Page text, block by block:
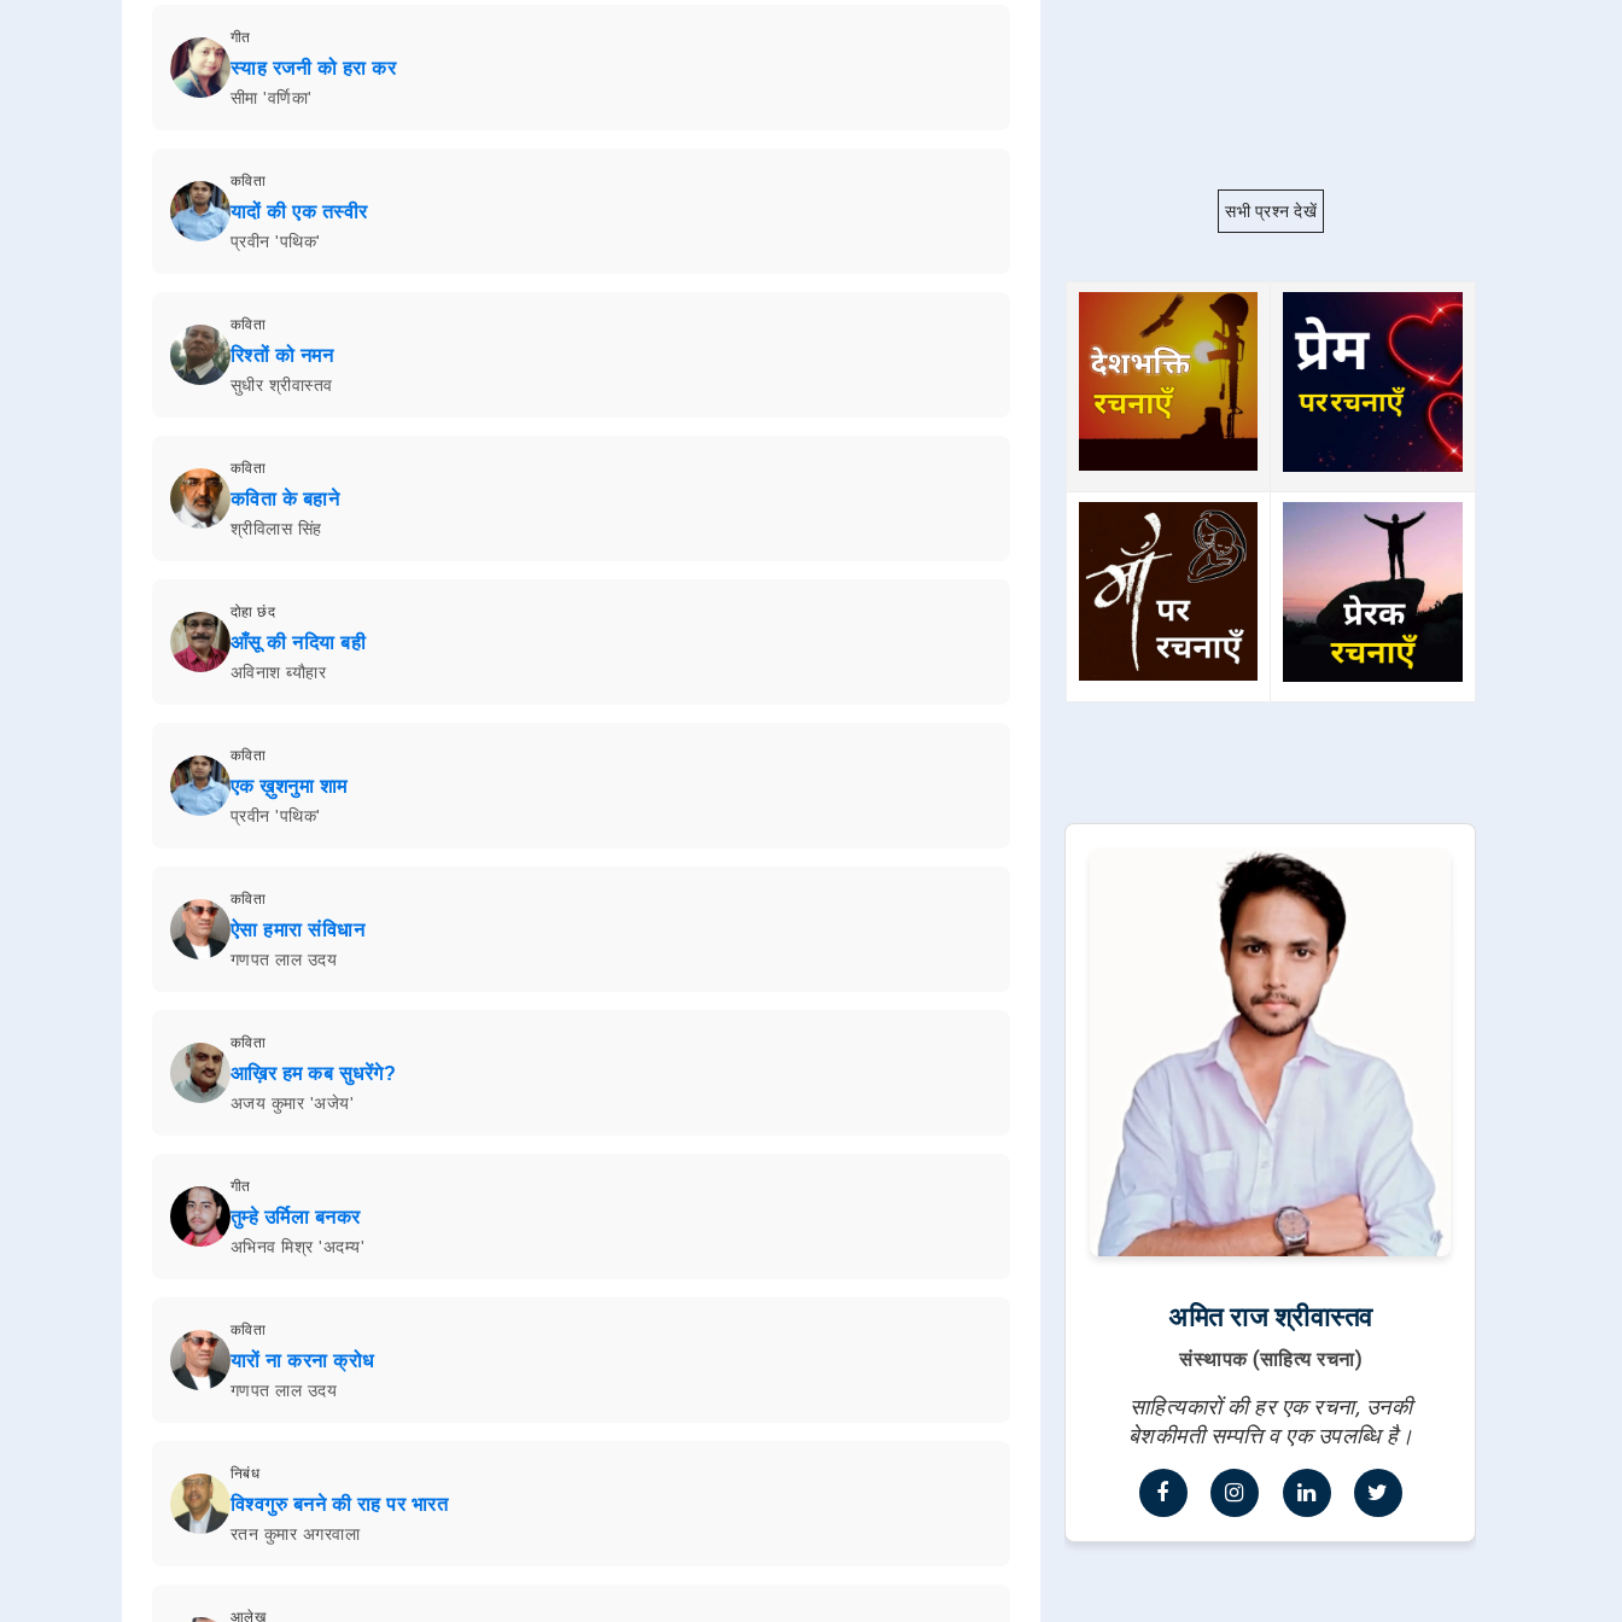
गीत
स्याह रजनी को हरा कर
सीमा 'वर्णिका'
कविता
यादों की एक तस्वीर
प्रवीन 'पथिक'
कविता
रिश्तों को नमन
सुधीर श्रीवास्तव
कविता
कविता के बहाने
श्रीविलास सिंह
दोहा छंद
आँसू की नदिया बही
अविनाश ब्यौहार
कविता
एक ख़ुशनुमा शाम
प्रवीन 'पथिक'
कविता
ऐसा हमारा संविधान
गणपत लाल उदय
कविता
आख़िर हम कब सुधरेंगे?
अजय कुमार 'अजेय'
गीत
तुम्हे उर्मिला बनकर
अभिनव मिश्र 'अदम्य'
कविता
यारों ना करना क्रोध
गणपत लाल उदय
निबंध
विश्वगुरु बनने की राह पर भारत
रतन कुमार अगरवाला
आलेख
सभी प्रश्न देखें
अमित राज श्रीवास्तव
संस्थापक (साहित्य रचना)
साहित्यकारों की हर एक रचना, उनकी
बेशकीमती सम्पत्ति व एक उपलब्धि है।